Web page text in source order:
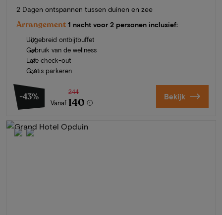
2 Dagen ontspannen tussen duinen en zee
Arrangement 1 nacht voor 2 personen inclusief:
Uitgebreid ontbijtbuffet
Gebruik van de wellness
Late check-out
Gratis parkeren
-43%
Vanaf
244
140 Bekijk